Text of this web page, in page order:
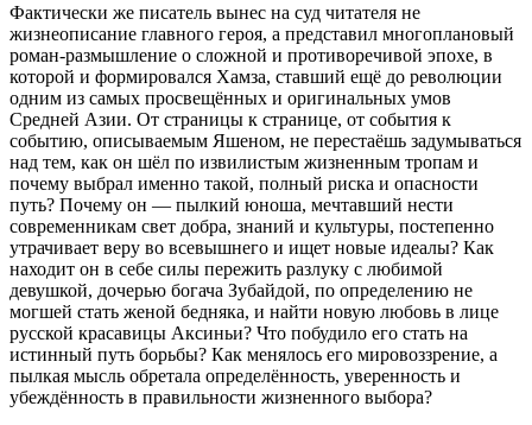
Фактически же писатель вынес на суд читателя не
жизнеописание главного героя, а представил многоплановый
роман-размышление о сложной и противоречивой эпохе, в
которой и формировался Хамза, ставший ещё до революции
одним из самых просвещённых и оригинальных умов
Средней Азии. От страницы к странице, от события к
событию, описываемым Яшеном, не перестаёшь задумываться
над тем, как он шёл по извилистым жизненным тропам и
почему выбрал именно такой, полный риска и опасности
путь? Почему он — пылкий юноша, мечтавший нести
современникам свет добра, знаний и культуры, постепенно
утрачивает веру во всевышнего и ищет новые идеалы? Как
находит он в себе силы пережить разлуку с любимой
девушкой, дочерью богача Зубайдой, по определению не
могшей стать женой бедняка, и найти новую любовь в лице
русской красавицы Аксиньи? Что побудило его стать на
истинный путь борьбы? Как менялось его мировоззрение, а
пылкая мысль обретала определённость, уверенность и
убеждённость в правильности жизненного выбора?